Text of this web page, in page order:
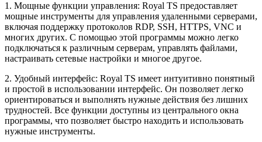
1. Мощные функции управления: Royal TS предоставляет
мощные инструменты для управления удаленными серверами,
включая поддержку протоколов RDP, SSH, HTTPS, VNC и
многих других. С помощью этой программы можно легко
подключаться к различным серверам, управлять файлами,
настраивать сетевые настройки и многое другое.
2. Удобный интерфейс: Royal TS имеет интуитивно понятный
и простой в использовании интерфейс. Он позволяет легко
ориентироваться и выполнять нужные действия без лишних
трудностей. Все функции доступны из центрального окна
программы, что позволяет быстро находить и использовать
нужные инструменты.